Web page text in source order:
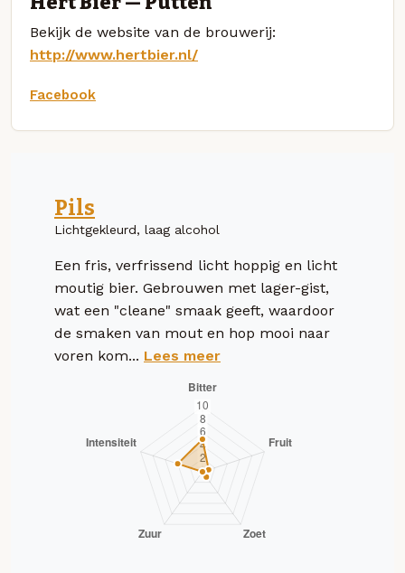
Bekijk de website van de brouwerij:
http://www.hertbier.nl/
Facebook
Pils
Lichtgekleurd, laag alcohol
Een fris, verfrissend licht hoppig en licht
moutig bier. Gebrouwen met lager-gist,
wat een "cleane" smaak geeft, waardoor
de smaken van mout en hop mooi naar
voren kom... Lees meer